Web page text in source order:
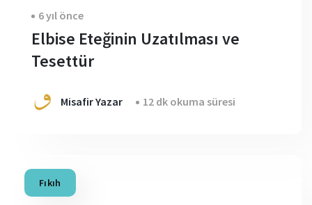
6 yıl önce
Elbise Eteğinin Uzatılması ve
Tesettür
Misafir Yazar 12 dk okuma süresi
Fıkıh